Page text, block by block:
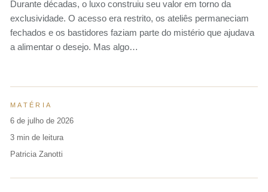
Durante décadas, o luxo construiu seu valor em torno da
exclusividade. O acesso era restrito, os ateliês permaneciam
fechados e os bastidores faziam parte do mistério que ajudava
a alimentar o desejo. Mas algo…
MATÉRIA
6 de julho de 2026
3 min de leitura
Patricia Zanotti